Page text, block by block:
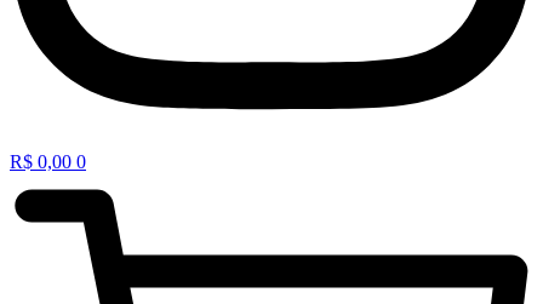
R$ 0,00 0